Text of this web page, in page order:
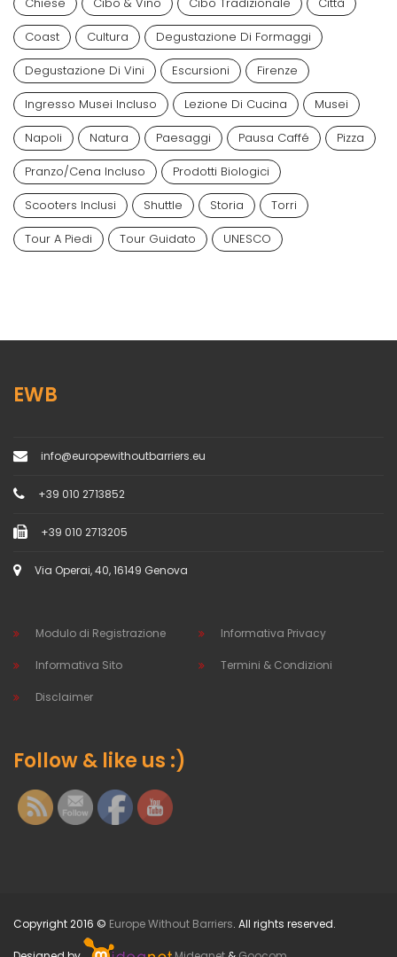
Coast
Cultura
Degustazione Di Formaggi
Degustazione Di Vini
Escursioni
Firenze
Ingresso Musei Incluso
Lezione Di Cucina
Musei
Napoli
Natura Paesaggi Pausa Caffé
Pizza
Pranzo/cena Incluso
Prodotti Biologici
Scooters Inclusi
Shuttle Storia
Torri
Tour A Piedi
Tour Guidato UNESCO
EWB
info@europewithoutbarriers.eu
+39 010 2713852
+39 010 2713205
Via Operai, 40, 16149 Genova
Modulo di Registrazione Informativa Privacy
Informativa Sito Termini & Condizioni
Disclaimer
Follow & like us :)
Copyright 2016 © Europe Without Barriers. All rights reserved.